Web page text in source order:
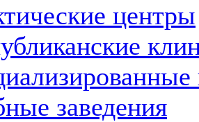
центры
заведения